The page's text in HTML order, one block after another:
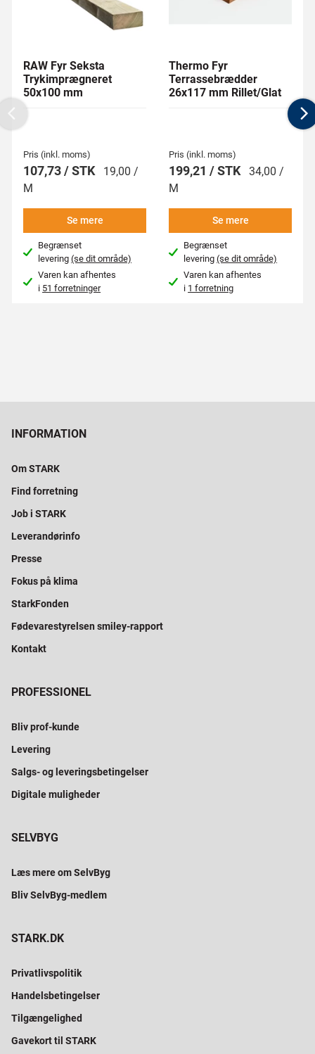
RAW Fyr Seksta
Trykimprægneret
50x100 mm
Pris (inkl. moms)
107,73 / STK
19,00 /
M
Se mere
Begrænset
levering(se dit område)
Varen kan afhentes
i 51 forretninger
Thermo Fyr
Terrassebrædder
26x117 mm Rillet/Glat
Pris (inkl. moms)
199,21 / STK 34,00 /
M
Se mere
Begrænset
levering(se dit område)
Varen kan afhentes
i 1 forretning
Previous
INFORMATION
Om STARK
Find forretning
Job i STARK
Leverandørinfo
Presse
Fokus på klima
StarkFonden
Fødevarestyrelsen smiley-rapport
Kontakt
PROFESSIONEL
Bliv prof-kunde
Levering
Salgs- og leveringsbetingelser
Digitale muligheder
SELVBYG
Læs mere om SelvByg
Bliv SelvByg-medlem
STARK.DK
Privatlivspolitik
Handelsbetingelser
Tilgængelighed
Gavekort til STARK